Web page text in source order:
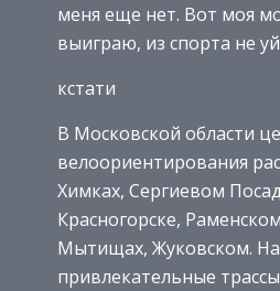
меня еще нет. Вот моя
выиграю, из спорта не
кстати
В Московской области
велоориентирования
Химках, Сергиевом
Красногорске,
Мытищах, Жуковском.
привлекательные